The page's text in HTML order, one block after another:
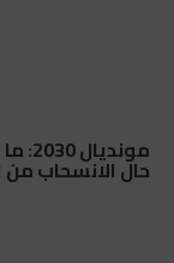
حال الانسحاب